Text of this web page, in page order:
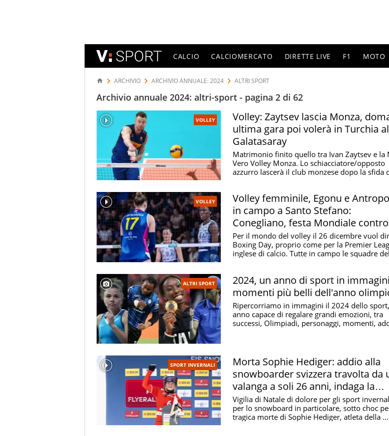
CALCIO CALCIOMERCATO DIRETTE LIVE F1 MOTO
ARCHIVIO ARCHIVIO ANNUALE: 2024 ALTRI SPORT
Archivio annuale 2024: altri-sport - pagina 2 di 62
VOLLEY
Volley: Zaytsev lascia Monza,
ultima gara poi volerà in Turchia al
Galatasaray
Matrimonio finito quello tra Ivan Zaytsev e la
Vero Volley Monza. Lo schiacciatore/opposto
azzurro lascerà il club monzese dopo la sfida
VOLLEY
Volley femminile, Egonu e
in campo a Santo Stefano:
Conegliano, festa Mondiale contro
Talmassons
Per il mondo del volley il 26 dicembre vuol
Boxing Day, proprio come per la Premier
inglese di calcio. Tutte in campo le squadre
ALTRI SPORT
2024, un anno di sport in
momenti più belli dell'anno
Ripercorriamo in immagini il 2024 dello
anno capace di regalare grandi emozioni, tra
successi, Olimpiadi, personaggi, momenti,
SPORT INVERNALI
Morta Sophie Hediger: addio alla
snowboarder svizzera travolta da
valanga a soli 26 anni, indaga la
polizia
Vigilia di Natale di dolore per gli sport
per lo snowboard in particolare, sotto choc
tragica morte di Sophie Hediger, atleta della ...